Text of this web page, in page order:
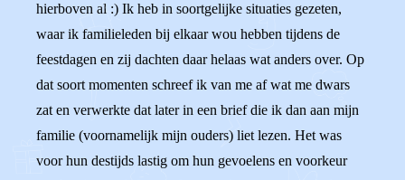
hierboven al :) Ik heb in soortgelijke situaties gezeten,
waar ik familieleden bij elkaar wou hebben tijdens de
feestdagen en zij dachten daar helaas wat anders over. Op
dat soort momenten schreef ik van me af wat me dwars
zat en verwerkte dat later in een brief die ik dan aan mijn
familie (voornamelijk mijn ouders) liet lezen. Het was
voor hun destijds lastig om hun gevoelens en voorkeur